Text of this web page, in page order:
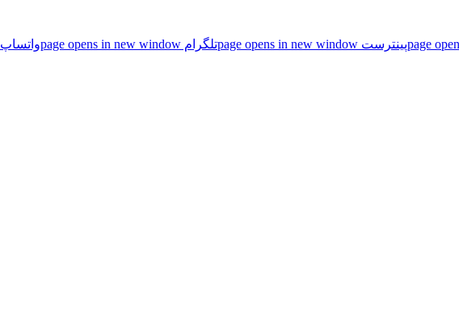
پینترست page opens in new window تلگرام page opens in new window
واتساپ page opens in new window